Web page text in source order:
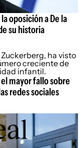
oposición a De la
su historia
mayor fallo sobre
redes sociales